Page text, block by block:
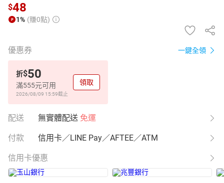
$48
1% (賺0點)
優惠券 一鍵全領
折$50
滿555元可用
2026/08/09 15:59截止
領取
配送 無實體配送 免運
付款 信用卡／LINE Pay／AFTEE／ATM
信用卡優惠